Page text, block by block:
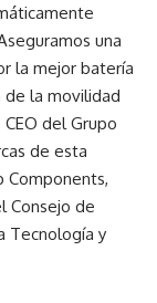
una
la mejor batería
de la movilidad
del Grupo
de esta
Components,
Consejo de
Tecnología y